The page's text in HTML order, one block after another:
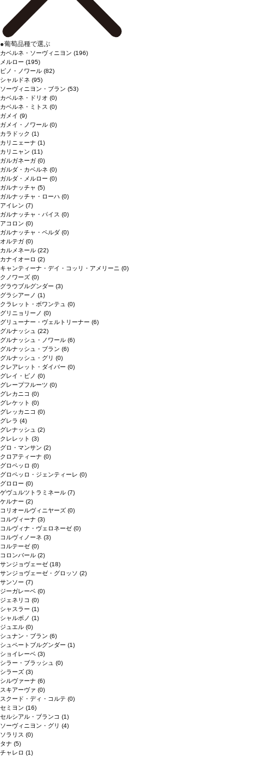
●葡萄品種で選ぶ
カベルネ・ソーヴィニヨン (196)
メルロー (195)
ピノ・ノワール (82)
シャルドネ (95)
ソーヴィニヨン・ブラン (53)
カベルネ・ドリオ (0)
カベルネ・ミトス (0)
ガメイ (9)
ガメイ・ノワール (0)
カラドック (1)
カリニェーナ (1)
カリニャン (11)
ガルガネーガ (0)
ガルダ・カベルネ (0)
ガルダ・メルロー (0)
ガルナッチャ (5)
ガルナッチャ・ローハ (0)
アイレン (7)
ガルナッチャ・パイス (0)
アコロン (0)
ガルナッチャ・ペルダ (0)
オルテガ (0)
カルメネール (22)
カナイオーロ (2)
キャンティーナ・デイ・コッリ・アメリーニ (0)
クノワーズ (0)
グラウブルグンダー (3)
グラシアーノ (1)
クラレット・ボワンテュ (0)
グリニョリーノ (0)
グリューナー・ヴェルトリーナー (6)
グルナッシュ (22)
グルナッシュ・ノワール (6)
グルナッシュ・ブラン (6)
グルナッシュ・グリ (0)
クレアレット・ダイバー (0)
グレイ・ピノ (0)
グレープフルーツ (0)
グレカニコ (0)
グレケット (0)
グレッカニコ (0)
グレラ (4)
グレナッシュ (2)
クレレット (3)
グロ・マンサン (2)
クロアティーナ (0)
グロペッロ (0)
グロペッロ・ジェンティーレ (0)
グロロー (0)
ゲヴュルツトラミネール (7)
ケルナー (2)
コリオールヴィニヤーズ (0)
コルヴィーナ (3)
コルヴィナ・ヴェロネーゼ (0)
コルヴィノーネ (3)
コルテーゼ (0)
コロンバール (2)
サンジョヴェーゼ (18)
サンジョヴェーゼ・グロッソ (2)
サンソー (7)
ジーガレーベ (0)
ジェネリコ (0)
シャスラー (1)
シャルボノ (1)
ジュエル (0)
シュナン・ブラン (6)
シュペートブルグンダー (1)
ショイレーベ (3)
シラー・ブラッシュ (0)
シラーズ (3)
シルヴァーナ (6)
スキアーヴァ (0)
スクード・ディ・コルテ (0)
セミヨン (16)
セルシアル・ブランコ (1)
ソーヴィニヨン・グリ (4)
ソラリス (0)
タナ (5)
チャレロ (1)